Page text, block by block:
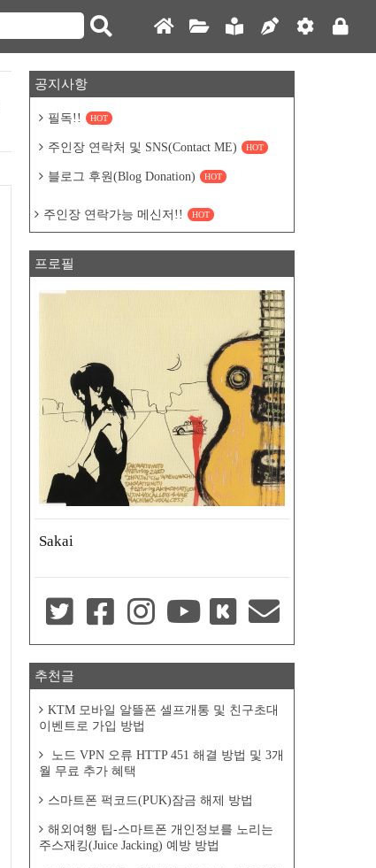
공지사항
필독!! HOT
주인장 연락처 및 SNS(Contact ME) HOT
블로그 후원(Blog Donation) HOT
주인장 연락가능 메신저!! HOT
프로필
Sakai
추천글
KTM 모바일 알뜰폰 셀프개통 및 친구초대
이벤트로 가입 방법
노드 VPN 오류 HTTP 451 해결 방법 및 3개
월 무료 추가 혜택
스마트폰 퍽코드(PUK)잠금 해제 방법
해외여행 팁-스마트폰 개인정보를 노리는
주스재킹(Juice Jacking) 예방 방법